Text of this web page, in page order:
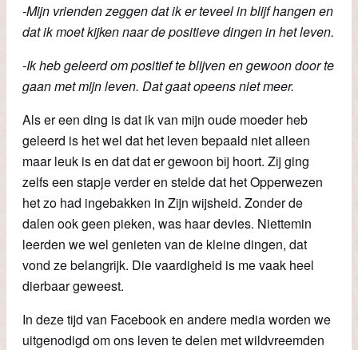
-Mijn vrienden zeggen dat ik er teveel in blijf hangen en
dat ik moet kijken naar de positieve dingen in het leven.
-Ik heb geleerd om positief te blijven en gewoon door te
gaan met mijn leven. Dat gaat opeens niet meer.
Als er een ding is dat ik van mijn oude moeder heb
geleerd is het wel dat het leven bepaald niet alleen
maar leuk is en dat dat er gewoon bij hoort. Zij ging
zelfs een stapje verder en stelde dat het Opperwezen
het zo had ingebakken in Zijn wijsheid. Zonder de
dalen ook geen pieken, was haar devies. Niettemin
leerden we wel genieten van de kleine dingen, dat
vond ze belangrijk. Die vaardigheid is me vaak heel
dierbaar geweest.
In deze tijd van Facebook en andere media worden we
uitgenodigd om ons leven te delen met wildvreemden